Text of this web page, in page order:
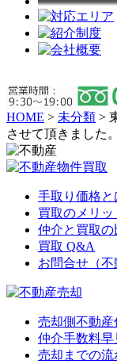
HOME > 未分類 >
させて頂きました。
手取り価格と
買取のメリッ
仲介と買取の
買取 Q&A
お問合せ（不
売却側不動産
仲介手数料早
売却までの流